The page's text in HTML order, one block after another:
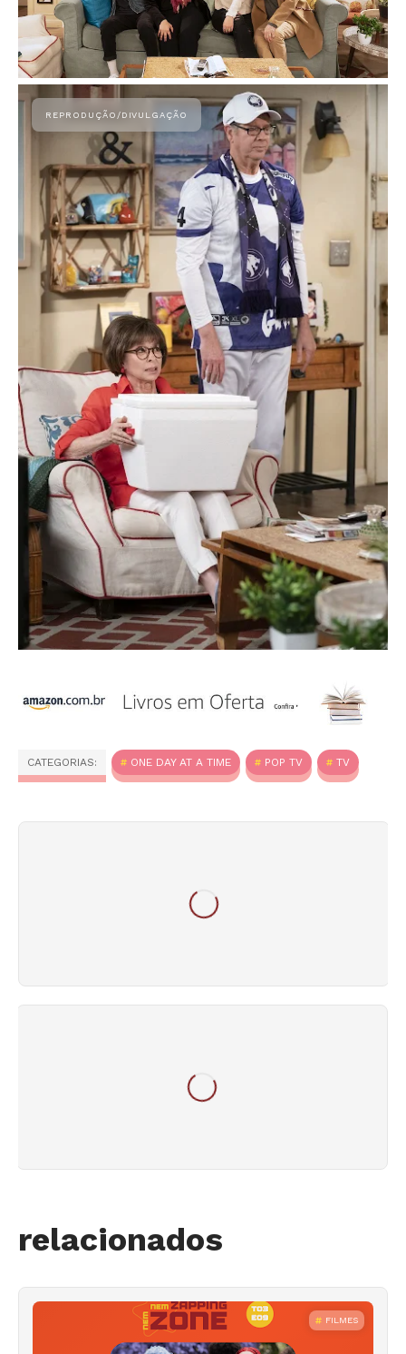
CATEGORIAS: ONE DAY AT A TIME POP TV TV
relacionados
FILMES